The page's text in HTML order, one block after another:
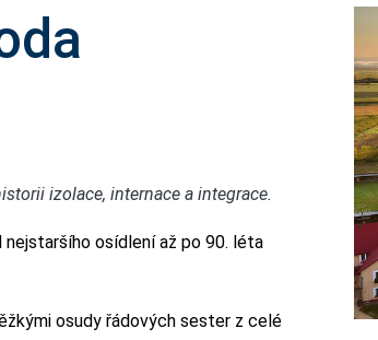
izolace, internace a integrace.
nejstaršího osídlení až po 90. léta
osudy řádových sester z celé